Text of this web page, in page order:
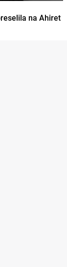
na Ahiret